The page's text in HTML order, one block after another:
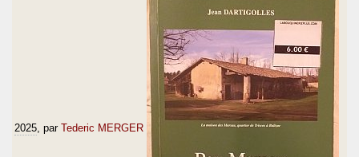
2025, par Tederic MERGER